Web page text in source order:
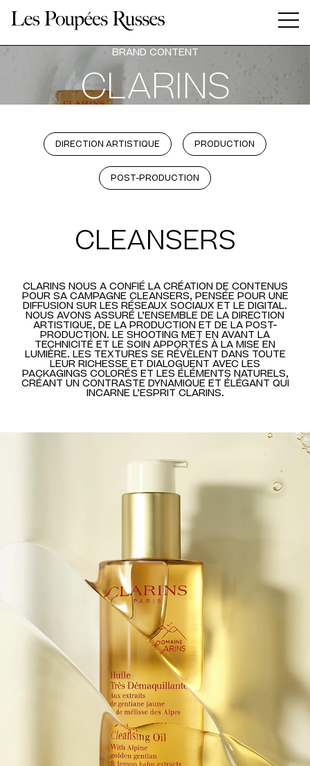
BRAND CONTENT
CLARINS
DIRECTION ARTISTIQUE PRODUCTION
POST-PRODUCTION
CLEANSERS
CLARINS NOUS A CONFIÉ LA CRÉATION DE CONTENUS
POUR SA CAMPAGNE CLEANSERS, PENSÉE POUR UNE
DIFFUSION SUR LES RÉSEAUX SOCIAUX ET LE DIGITAL.
NOUS AVONS ASSURÉ L’ENSEMBLE DE LA DIRECTION
ARTISTIQUE, DE LA PRODUCTION ET DE LA POST-
PRODUCTION. LE SHOOTING MET EN AVANT LA
TECHNICITÉ ET LE SOIN APPORTÉS À LA MISE EN
LUMIÈRE. LES TEXTURES SE RÉVÈLENT DANS TOUTE
LEUR RICHESSE ET DIALOGUENT AVEC LES
PACKAGINGS COLORÉS ET LES ÉLÉMENTS NATURELS,
CRÉANT UN CONTRASTE DYNAMIQUE ET ÉLÉGANT QUI
INCARNE L’ESPRIT CLARINS.